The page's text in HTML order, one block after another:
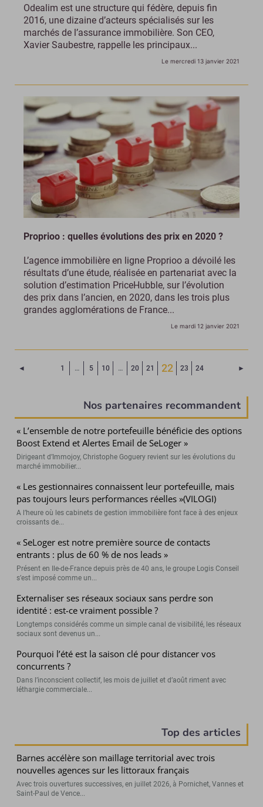
Odealim est une structure qui fédère, depuis fin
2016, une dizaine d’acteurs spécialisés sur les
marchés de l’assurance immobilière. Son CEO,
Xavier Saubestre, rappelle les principaux...
Le mercredi 13 janvier 2021
Proprioo : quelles évolutions des prix en 2020 ?
L’agence immobilière en ligne Proprioo a dévoilé les
résultats d’une étude, réalisée en partenariat avec la
solution d’estimation PriceHubble, sur l’évolution
des prix dans l’ancien, en 2020, dans les trois plus
grandes agglomérations de France...
Le mardi 12 janvier 2021
◄ Page précédente
1 … 5 10 … 20 21 22(Page courante)
23 24 ►
Nos partenaires recommandent
« L’ensemble de notre portefeuille bénéficie des options
Boost Extend et Alertes Email de SeLoger »
Dirigeant d’Immojoy, Christophe Goguery revient sur les évolutions du
marché immobilier...
« Les gestionnaires connaissent leur portefeuille, mais
pas toujours leurs performances réelles »(VILOGI)
A l’heure où les cabinets de gestion immobilière font face à des enjeux
croissants de...
« SeLoger est notre première source de contacts
entrants : plus de 60 % de nos leads »
Présent en Ile-de-France depuis près de 40 ans, le groupe Logis Conseil
s’est imposé comme un...
Externaliser ses réseaux sociaux sans perdre son
identité : est-ce vraiment possible ?
Longtemps considérés comme un simple canal de visibilité, les réseaux
sociaux sont devenus un...
Pourquoi l’été est la saison clé pour distancer vos
concurrents ?
Dans l’inconscient collectif, les mois de juillet et d’août riment avec
léthargie commerciale...
Top des articles
Barnes accélère son maillage territorial avec trois
nouvelles agences sur les littoraux français
Avec trois ouvertures successives, en juillet 2026, à Pornichet, Vannes et
Saint-Paul de Vence...